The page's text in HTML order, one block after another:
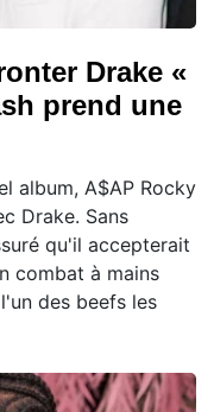
Drake «
prend une
album, A$AP Rocky
Drake. Sans
qu'il accepterait
combat à mains
des beefs les